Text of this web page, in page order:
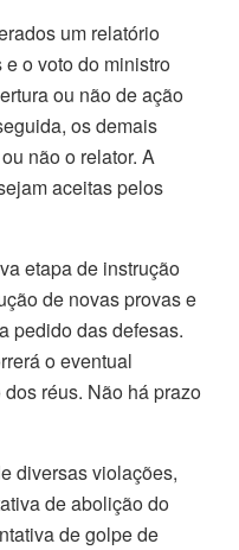
um relatório
o voto do ministro
ou não de ação
os demais
não o relator. A
aceitas pelos
etapa de instrução
de novas provas e
pedido das defesas.
o eventual
réus. Não há prazo
diversas violações,
de abolição do
de golpe de